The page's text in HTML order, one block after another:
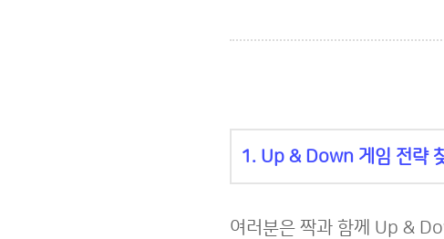
1. Up & Down 게임 전략
여러분은 짝과 함께 Up &